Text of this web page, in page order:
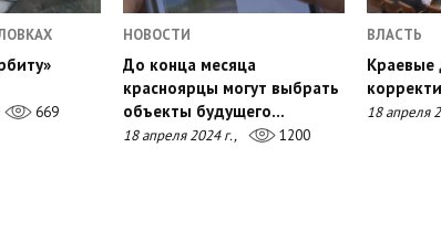
669
НОВОСТИ
До конца месяца
красноярцы могут выбрать
объекты будущего…
18 апреля 2024 г., 1200
ВЛАСТЬ
Краевые
18 апреля